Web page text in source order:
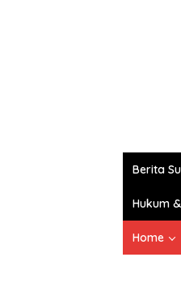
Berita
Hukum
Home